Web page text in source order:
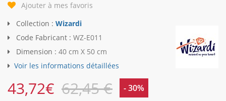
Ajouter à mes favoris
Collection : Wizardi
Code Fabricant : WZ-E011
Dimension : 40 cm X 50 cm
Voir les informations détaillées
43,72€ 62,45 € - 30%